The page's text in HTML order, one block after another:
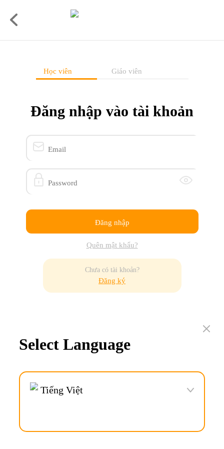
Học viên Giáo viên
Đăng nhập vào tài khoản
Đăng nhập
Quên mật khẩu?
Chưa có tài khoản?
Đăng ký
Select Language
Tiếng Việt